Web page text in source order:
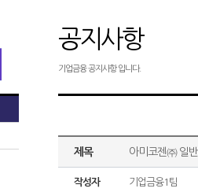
공지사항
기업금융 공지사항 입니다.
제목 아미코젠㈜ 일
작성자 기업금융1팀